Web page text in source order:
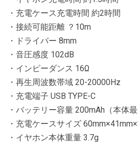
・充電ケース充電時間 約2時間
・接続可能距離 ？10m
・ドライバー 8mm
・音圧感度 102dB
・インピーダンス 16Ω
・再生周波数帯域 20-20000Hz
・充電端子 USB TYPE-C
・バッテリー容量 200mAh（本体
・充電ケースサイズ
・イヤホン本体重量 3.7g